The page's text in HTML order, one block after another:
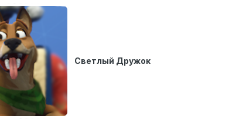
Светлый Дружок